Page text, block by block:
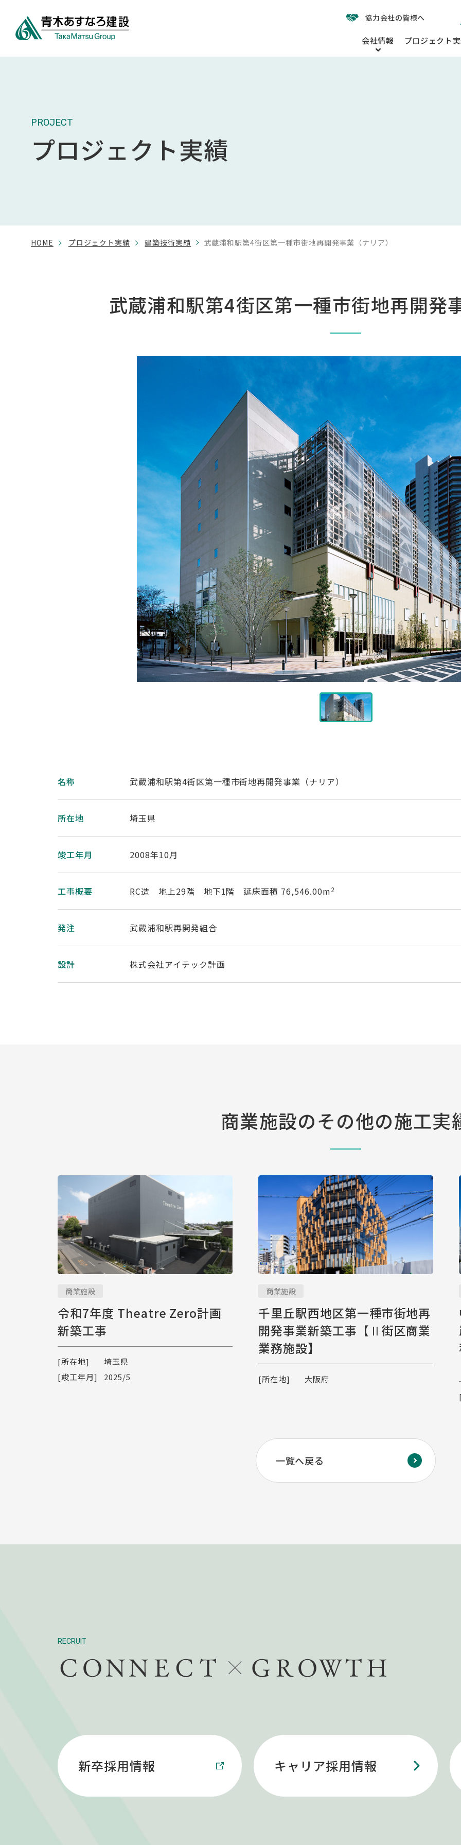
会社情報 プロジェクト
協力会社の皆様へ
PROJECT
プロジェクト実績
HOME プロジェクト実績 建築技術実績 武蔵浦和駅第4街区第一種市街地再開発事業（ナリア）
武蔵浦和駅第4街区第一種市街地再開発
名称 武蔵浦和駅第4街区第一種市街地再開発事業（ナリア）
所在地 埼玉県
竣工年月 2008年10月
工事概要 RC造 地上29階 地下1階 延床面積 76,546.00m2
発注 武蔵浦和駅再開発組合
設計 株式会社アイテック計画
商業施設のその他の施工実
商業施設
令和7年度 Theatre Zero計画
新築工事
[所在地]
埼玉県
[竣工年月]
2025/5
商業施設
千里丘駅西地区第一種市街地再
開発事業新築工事【Ⅱ街区商業
業務施設】
[所在地] 大阪府
一覧へ戻る
RECRUIT
新卒採用情報 キャリア採用情報